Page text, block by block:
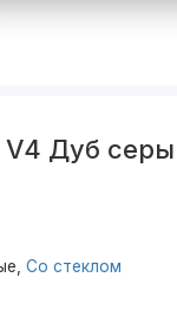
V4 Дуб
Со стеклом